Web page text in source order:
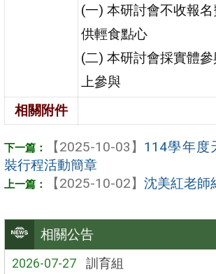
相關公告
2026-07-27 訓育組
(一) 本研討會不收報
供輕食點心
(二) 本研討會採實體
上參與
相關附件
【2025-10-03】 114學年度
裝行程活動簡章
【2025-10-02】 沈美紅老師